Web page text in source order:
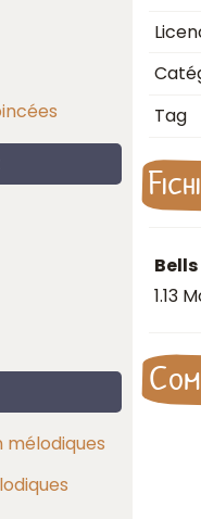
mélodiques
Tag
1.13